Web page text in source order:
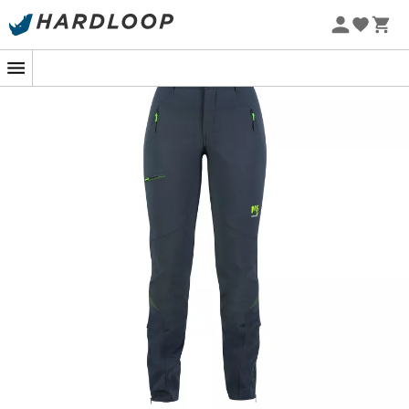
Promos d'été 🔥 -5 % EXTRA dès 2 produits* code Summer5
-5% Extra - Code Summer5
Une ascension élégante et confortable
Prête à défier les sommets enneigés avec panache ? Le